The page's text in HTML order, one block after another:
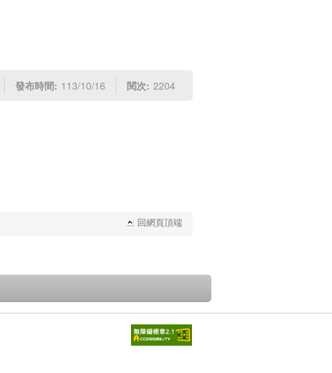
發布時間: 113/10/16 閱次: 2204
回網頁頂端